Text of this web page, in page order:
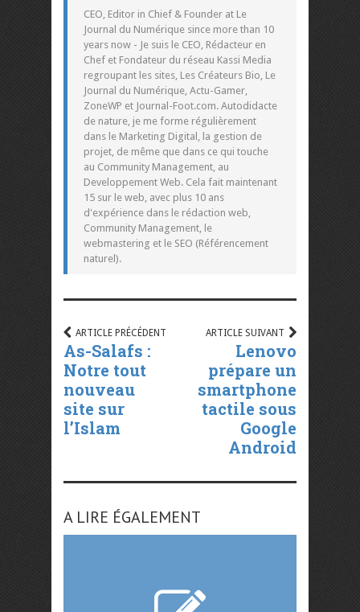
CEO, Editor in Chief & Founder at Le
Journal du Numérique since more than 10
years now - Je suis le CEO, Rédacteur en
Chef et Fondateur du réseau Kassi Media
regroupant les sites, Les Créateurs Bio, Le
Journal du Numérique, Actu-Gamer,
ZoneWP et Journal-Foot.com. Autodidacte
de nature, je me forme régulièrement
dans le Marketing Digital, la gestion de
projet, de même que dans ce qui touche
au Community Management, au
Developpement Web. Cela fait maintenant
15 sur le web, avec plus 10 ans
d'expérience dans le rédaction web,
Community Management, le
webmastering et le SEO (Référencement
naturel).
ARTICLE PRÉCÉDENT
As-Salafs :
Notre tout
nouveau
site sur
l’Islam
ARTICLE SUIVANT
Lenovo
prépare un
smartphone
tactile sous
Google
Android
A LIRE ÉGALEMENT